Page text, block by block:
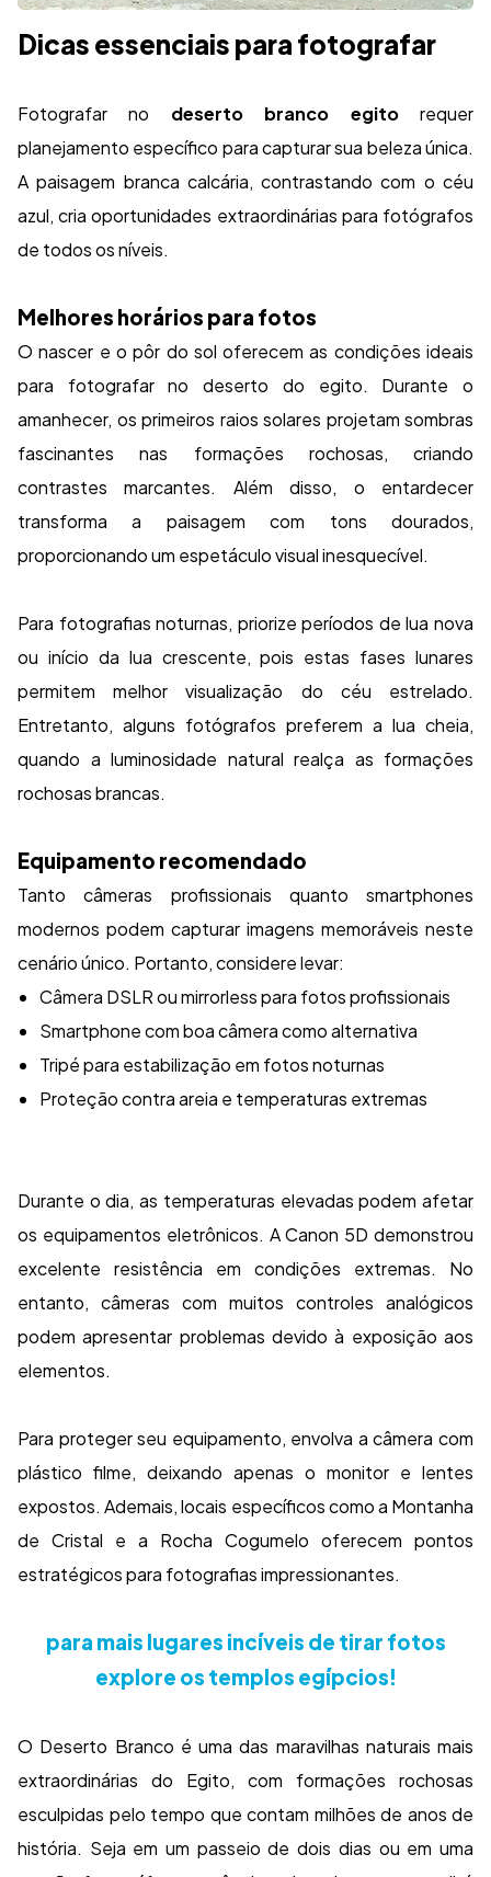
Dicas essenciais para fotografar
Fotografar no deserto branco egitorequer
planejamento específico para capturar sua beleza única.
A paisagem branca calcária, contrastando com o céu
azul, cria oportunidades extraordinárias para fotógrafos
de todos os níveis.
Melhores horários para fotos
O nascer e o pôr do sol oferecem as condições ideais
para fotografar no deserto do egito. Durante o
amanhecer, os primeiros raios solares projetam sombras
fascinantes nas formações rochosas, criando
contrastes marcantes. Além disso, o entardecer
transforma a paisagem com tons dourados,
proporcionando um espetáculo visual inesquecível.
Para fotografias noturnas, priorize períodos de lua nova
ou início da lua crescente, pois estas fases lunares
permitem melhor visualização do céu estrelado.
Entretanto, alguns fotógrafos preferem a lua cheia,
quando a luminosidade natural realça as formações
rochosas brancas.
Equipamento recomendado
Tanto câmeras profissionais quanto smartphones
modernos podem capturar imagens memoráveis neste
cenário único. Portanto, considere levar:
Câmera DSLR ou mirrorless para fotos profissionais
Smartphone com boa câmera como alternativa
Tripé para estabilização em fotos noturnas
Proteção contra areia e temperaturas extremas
Durante o dia, as temperaturas elevadas podem afetar
os equipamentos eletrônicos. A Canon 5D demonstrou
excelente resistência em condições extremas. No
entanto, câmeras com muitos controles analógicos
podem apresentar problemas devido à exposição aos
elementos.
Para proteger seu equipamento, envolva a câmera com
plástico filme, deixando apenas o monitor e lentes
expostos. Ademais, locais específicos como a Montanha
de Cristal e a Rocha Cogumelo oferecem pontos
estratégicos para fotografias impressionantes.
para mais lugares incíveis de tirar fotos
explore os templos egípcios!
O Deserto Branco é uma das maravilhas naturais mais
extraordinárias do Egito, com formações rochosas
esculpidas pelo tempo que contam milhões de anos de
história. Seja em um passeio de dois dias ou em uma